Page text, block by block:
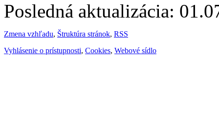
Posledná aktualizácia:
Zmena vzhľadu, Štruktúra stránok, RSS
Vyhlásenie o prístupnosti, Cookies, Webové sídlo